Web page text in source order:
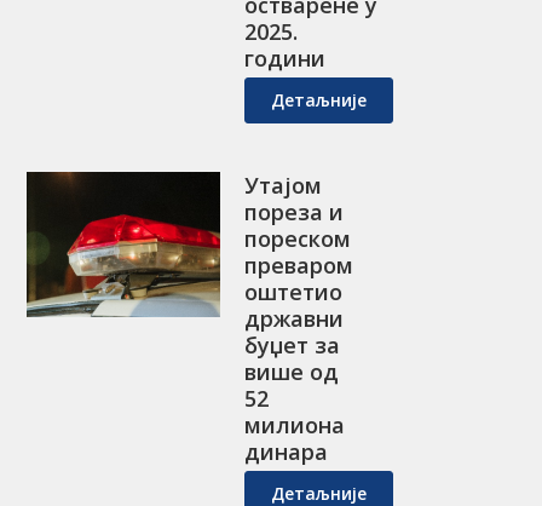
2025.
години
Детаљније
Утајом
пореза и
пореском
преваром
оштетио
државни
буџет за
више од
52
милиона
динара
Детаљније